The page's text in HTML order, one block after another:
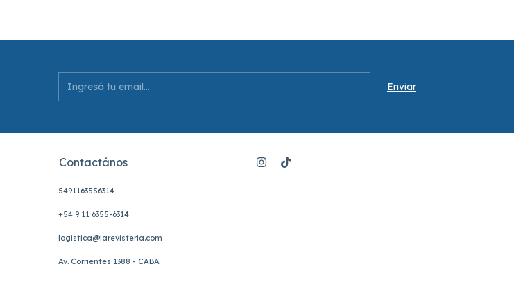
Contactános
5491163556314
+54 9 11 6355-6314
logistica@larevisteria.com
Av. Corrientes 1388 - CABA